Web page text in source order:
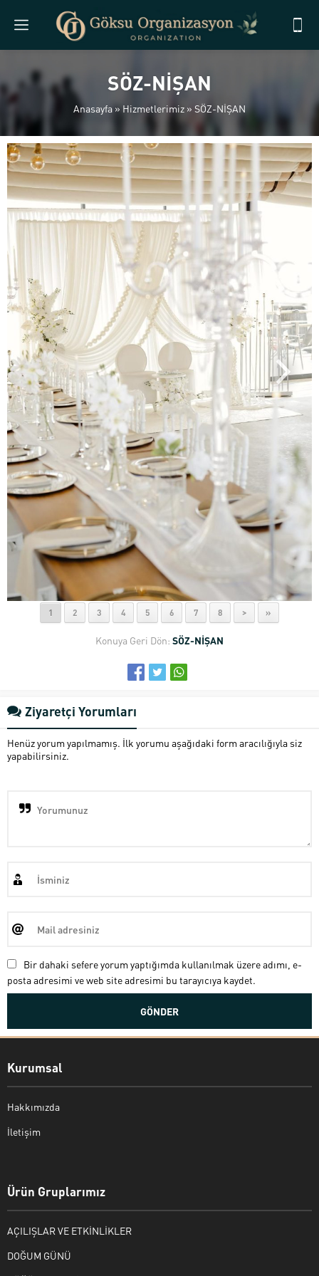
SÖZ-NİŞAN
Anasayfa »Hizmetlerimiz » SÖZ-NİŞAN
1 2 3 4 5 6 7 8 > »
Konuya Geri Dön: SÖZ-NİŞAN
Ziyaretçi Yorumları
Henüz yorum yapılmamış. İlk yorumu aşağıdaki form aracılığıyla siz
yapabilirsiniz.
Bir dahaki sefere yorum yaptığımda kullanılmak üzere adımı, e-
posta adresimi ve web site adresimi bu tarayıcıya kaydet.
Kurumsal
Hakkımızda
İletişim
Ürün Gruplarımız
AÇILIŞLAR VE ETKİNLİKLER
DOĞUM GÜNÜ